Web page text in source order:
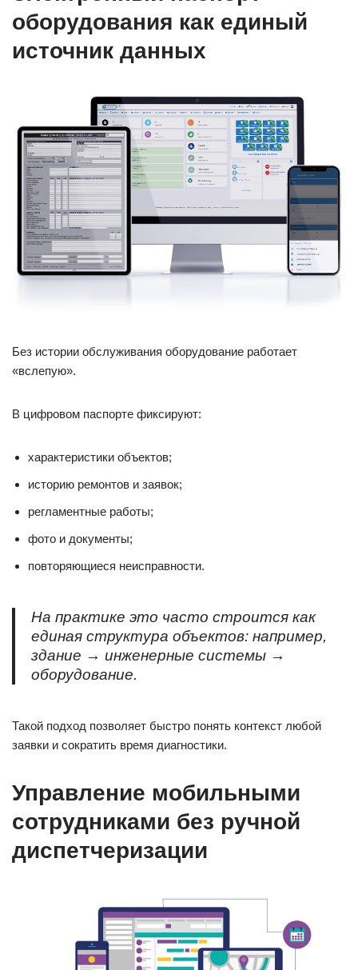
оборудования как единый
источник данных
Без истории обслуживания оборудование работает
«вслепую».
В цифровом паспорте фиксируют:
характеристики объектов;
историю ремонтов и заявок;
регламентные работы;
фото и документы;
повторяющиеся неисправности.
На практике это часто строится как
единая структура объектов: например,
здание → инженерные системы →
оборудование.
Такой подход позволяет быстро понять контекст любой
заявки и сократить время диагностики.
Управление мобильными
сотрудниками без ручной
диспетчеризации